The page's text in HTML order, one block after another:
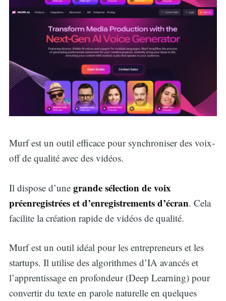
Murf est un outil efficace pour synchroniser des voix-
off de qualité avec des vidéos.
Il dispose d’une grande sélection de voix
préenregistrées et d’enregistrements d’écran. Cela
facilite la création rapide de vidéos de qualité.
Murf est un outil idéal pour les entrepreneurs et les
startups. Il utilise des algorithmes d’IA avancés et
l’apprentissage en profondeur (Deep Learning) pour
convertir du texte en parole naturelle en quelques